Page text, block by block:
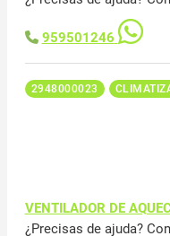
959501246
2948000023
VENTILADOR DE
¿Precisas de ajuda?